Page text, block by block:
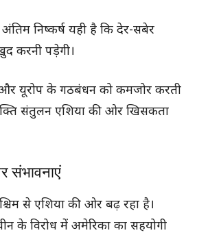
अंतिम निष्कर्ष यही है कि देर-सबेर
करनी पड़ेगी।
और यूरोप के गठबंधन को कमजोर करती
संतुलन एशिया की ओर खिसकता
संभावनाएं
से एशिया की ओर बढ़ रहा है।
के विरोध में अमेरिका का सहयोगी